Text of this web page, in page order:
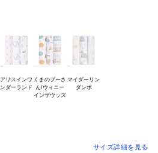
アリスインワ くまのプーさ
ん/ウィニー
マイダーリン
ダンボ
サイズ詳細を見る